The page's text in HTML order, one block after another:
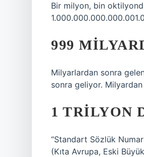
Bir milyon, bin
999
Milyarlardan sonra
sonra geliyor.
1 TRILYON
“Standart Sözlük
(Kıta Avrupa, Eski